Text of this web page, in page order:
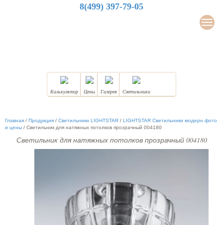
8(499) 397-79-05
Калькулятор Цены Галерея Светильники
Главная / Продукция / Светильники LIGHTSTAR / LIGHTSTAR Светильники модерн фото
и цены / Светильник для натяжных потолков прозрачный 004180
Светильник для натяжных потолков прозрачный 004180